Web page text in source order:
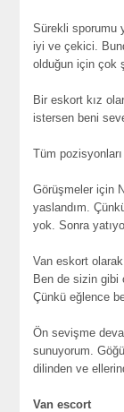
Sürekli sporumu
iyi ve çekici.
olduğun için çok
Bir eskort kız
istersen beni
Tüm
Görüşmeler için
yaslandım.
yok. Sonra
Van eskort
Ben de sizin gibi
Çünkü eğlence
Ön sevişme
sunuyorum.
dilinden ve
Van escort